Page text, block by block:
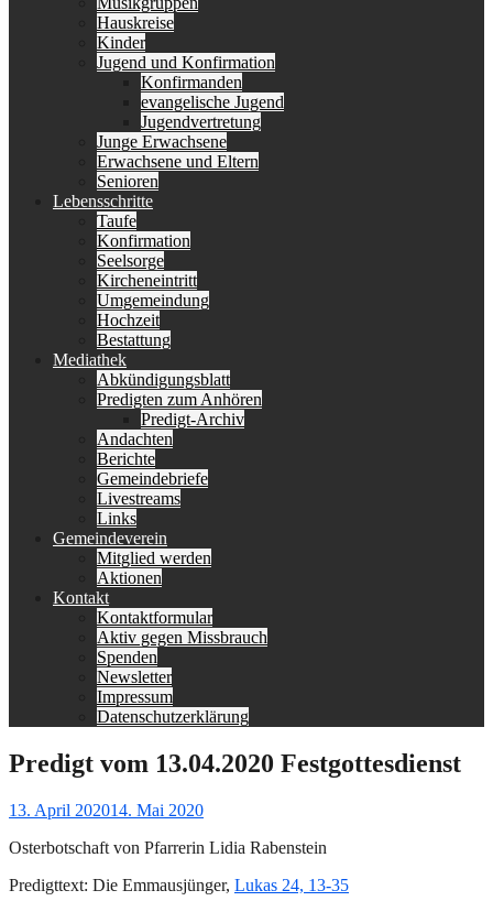
Hauskreise
Kinder
Jugend und Konfirmation
Konfirmanden
evangelische Jugend
Jugendvertretung
Junge Erwachsene
Erwachsene und Eltern
Senioren
Lebensschritte
Taufe
Konfirmation
Seelsorge
Kircheneintritt
Umgemeindung
Hochzeit
Bestattung
Mediathek
Abkündigungsblatt
Predigten zum Anhören
Predigt-Archiv
Andachten
Berichte
Gemeindebriefe
Livestreams
Links
Gemeindeverein
Mitglied werden
Aktionen
Kontakt
Kontaktformular
Aktiv gegen Missbrauch
Spenden
Newsletter
Impressum
Datenschutzerklärung
Predigt vom 13.04.2020 Festgottesdienst
Gepostet
13. April 202014. Mai 2020
Osterbotschaft von Pfarrerin Lidia Rabenstein
Predigttext: Die Emmausjünger, Lukas 24, 13-35